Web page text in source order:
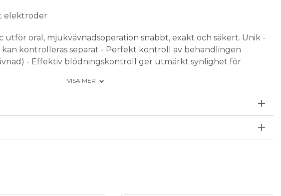
elektroder
utför oral, mjukvävnadsoperation snabbt, exakt och säkert. Unik -
kontrolleras separat - Perfekt kontroll av behandlingen
- Effektiv blödningskontroll ger utmärkt synlighet för
VISA MER